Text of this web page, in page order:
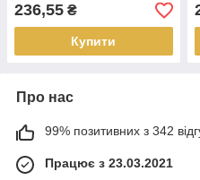
236,55 ₴
Купити
Про нас
99% позитивних з 342
Працює з 23.03.2021